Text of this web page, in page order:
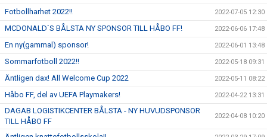
Fotbollharhet 2022!! 2022-07-05 12:30
MCDONALD`S BÅLSTA NY SPONSOR TILL HÅBO FF! 2022-06-06 17:48
En ny(gammal) sponsor! 2022-06-01 13:48
Sommarfotboll 2022!! 2022-05-18 09:31
Äntligen dax! All Welcome Cup 2022 2022-05-11 08:22
Håbo FF, del av UEFA Playmakers! 2022-04-22 13:31
DAGAB LOGISTIKCENTER BÅLSTA - NY HUVUDSPONSOR
TILL HÅBO FF
2022-04-08 10:20